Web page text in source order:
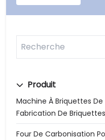
Produit
Machine À Briquettes De
Fabrication De
Four De Carbonisation